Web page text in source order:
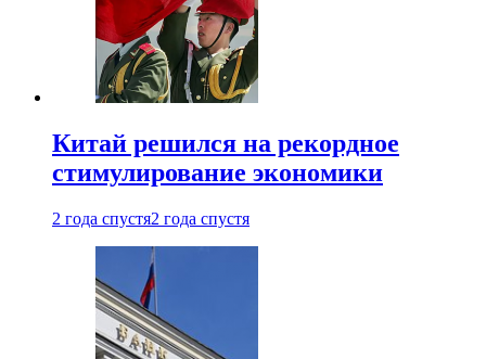
Китай решился на рекордное
стимулирование экономики
2 года спустя2 года спустя